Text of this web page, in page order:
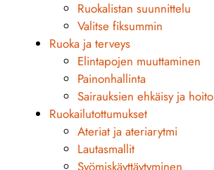
Ruokalistan suunnittelu
Valitse fiksummin
Ruoka ja terveys
Elintapojen muuttaminen
Painonhallinta
Sairauksien ehkäisy ja hoito
Ruokailutottumukset
Ateriat ja ateriarytmi
Lautasmallit
Syömiskäyttäytyminen